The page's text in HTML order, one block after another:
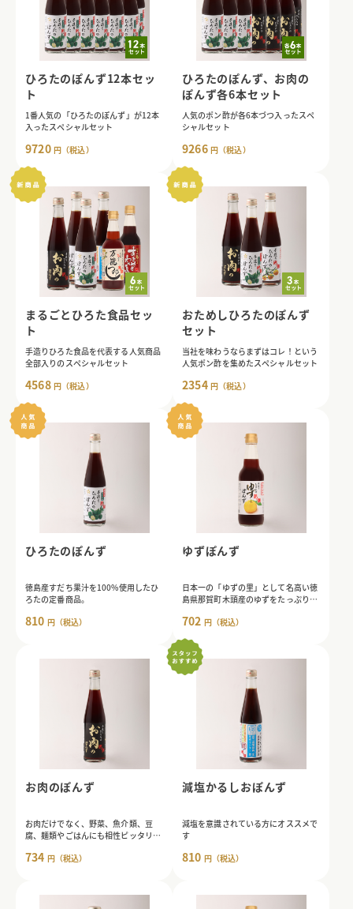
ひろたのぽんず12本セッ
ト
1番人気の「ひろたのぽんず」が12本
入ったスペシャルセット
9720 円（税込）
ひろたのぽんず、お肉の
ぽんず各6本セット
人気のポン酢が各6本づつ入ったスペ
シャルセット
9266 円（税込）
まるごとひろた食品セッ
ト
手造りひろた食品を代表する人気商品
全部入りのスペシャルセット
4568 円（税込）
おためしひろたのぽんず
セット
当社を味わうならまずはコレ！という
人気ポン酢を集めたスペシャルセット
2354 円（税込）
ひろたのぽんず
徳島産すだち果汁を100%使用したひ
ろたの定番商品。
810 円（税込）
ゆずぽんず
日本一の「ゆずの里」として名高い徳
島県那賀町木頭産のゆずをたっぷり使
702 円（税込）
お肉のぽんず
お肉だけでなく、野菜、魚介類、豆
腐、麺類やごはんにも相性ピッタリ。
734 円（税込）
減塩かるしおぽんず
減塩を意識されている方にオススメで
す
810 円（税込）